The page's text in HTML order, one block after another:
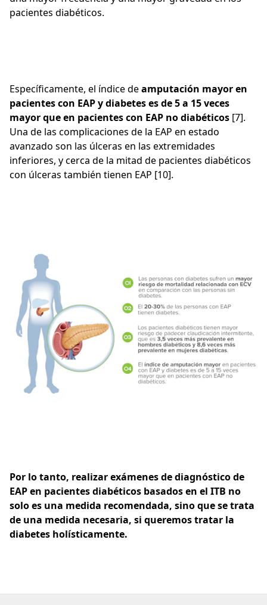
pacientes diabéticos.
Específicamente, el índice deamputación mayor en
pacientes con EAP y diabetes es de 5 a 15 veces
mayor que en pacientes con EAP no diabéticos [7].
Una de las complicaciones de la EAP en estado
avanzado son las úlceras en las extremidades
inferiores, y cerca de la mitad de pacientes diabéticos
con úlceras también tienen EAP [10].
Por lo tanto, realizar exámenes de diagnóstico de
EAP en pacientes diabéticos basados en el ITB no
solo es una medida recomendada, sino que se trata
de una medida necesaria, si queremos tratar la
diabetes holísticamente.